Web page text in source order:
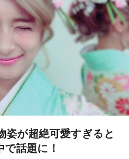
姿が超絶可愛すぎると
話題に！